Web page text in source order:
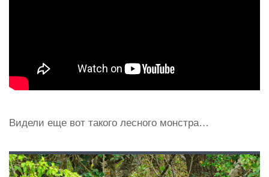
Видели еще вот такого лесного монстра…